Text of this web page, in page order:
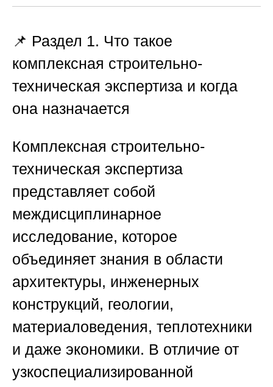
📌 Раздел 1. Что такое
комплексная строительно-
техническая экспертиза и когда
она назначается
Комплексная строительно-
техническая экспертиза
представляет собой
междисциплинарное
исследование, которое
объединяет знания в области
архитектуры, инженерных
конструкций, геологии,
материаловедения, теплотехники
и даже экономики. В отличие от
узкоспециализированной